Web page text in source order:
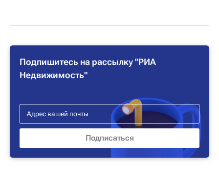
Подпишитесь на рассылку "РИА
Недвижимость"